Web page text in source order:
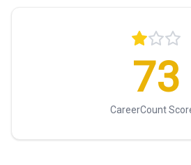
73
CareerCount